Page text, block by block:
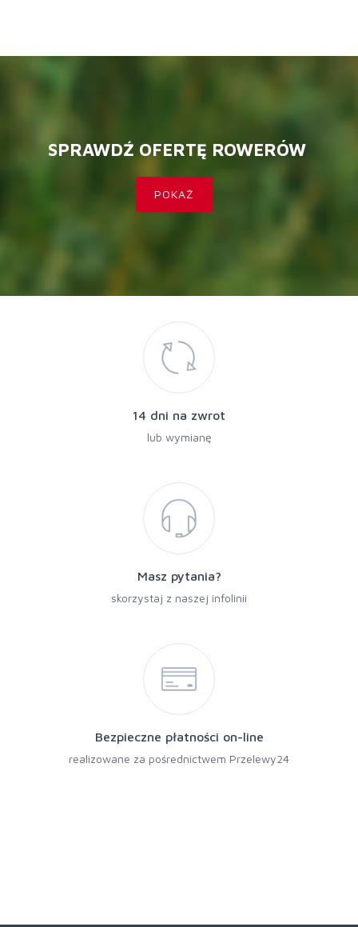
SPRAWDŹ OFERTĘ ROWERÓW
POKAŻ
14 dni na zwrot
lub wymianę
Masz pytania?
skorzystaj z naszej infolinii
Bezpieczne płatności on-line
realizowane za pośrednictwem Przelewy24